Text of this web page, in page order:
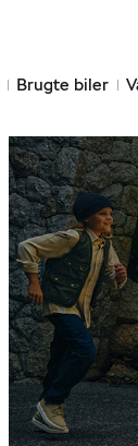
Brugte biler